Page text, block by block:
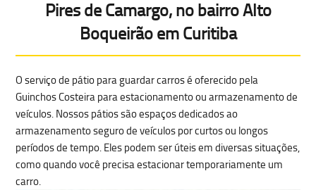
Pires de Camargo, no bairro Alto
Boqueirão em Curitiba
O serviço de pátio para guardar carros é oferecido pela
Guinchos Costeira paraestacionamento ou armazenamento de
veículos. Nossos pátios são espaços dedicados ao
armazenamento seguro de veículos por curtos ou longos
períodos de tempo. Eles podem ser úteis em diversas situações,
como quando você precisa estacionar temporariamente um
carro.